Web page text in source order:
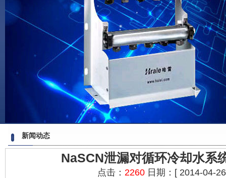
新闻动态
NaSCN泄漏对循环冷却水系
点击： 2260 日期：[ 2014-04-